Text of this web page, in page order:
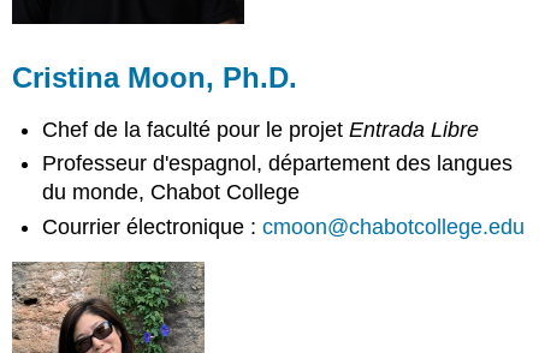
Cristina Moon, Ph.D.
Chef de la faculté pour le projetEntrada Libre
Professeur d'espagnol, département des langues
du monde, Chabot College
Courrier électronique :cmoon@chabotcollege.edu